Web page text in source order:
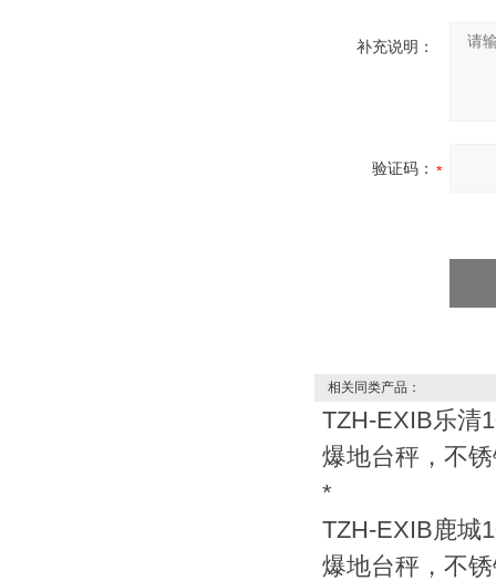
补充说明：
验证码：
相关同类产品：
TZH-EXIB乐清
爆地台秤，不
*
TZH-EXIB鹿城
爆地台秤，不